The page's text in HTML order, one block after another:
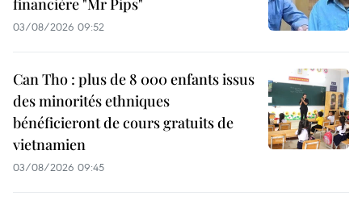
financière "Mr Pips"
03/08/2026 09:52
Can Tho : plus de 8 000 enfants issus
des minorités ethniques
bénéficieront de cours gratuits de
vietnamien
03/08/2026 09:45